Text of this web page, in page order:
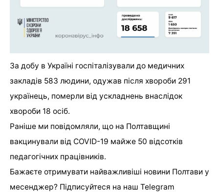
За добу в Україні госпіталізували до медичних
закладів 583 людини, одужав після хвороби 291
українець, померли від ускладнень внаслідок
хвороби 18 осіб.
Раніше ми повідомляли, що на Полтавщині
вакцинували від COVID-19 майже 50 відсотків
педагогічних працівників.
Бажаєте отримувати найважливіші новини Полтави у
месенджер? Підписуйтеся на наш Telegram